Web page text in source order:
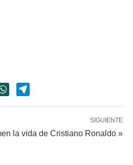
SIGUIENTE
la vida de Cristiano Ronaldo »